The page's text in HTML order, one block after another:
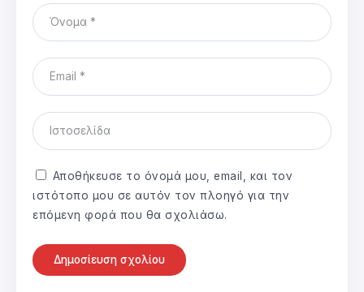
Αποθήκευσε το όνομά μου, email, και τον
ιστότοπο μου σε αυτόν τον πλοηγό για την
επόμενη φορά που θα σχολιάσω.